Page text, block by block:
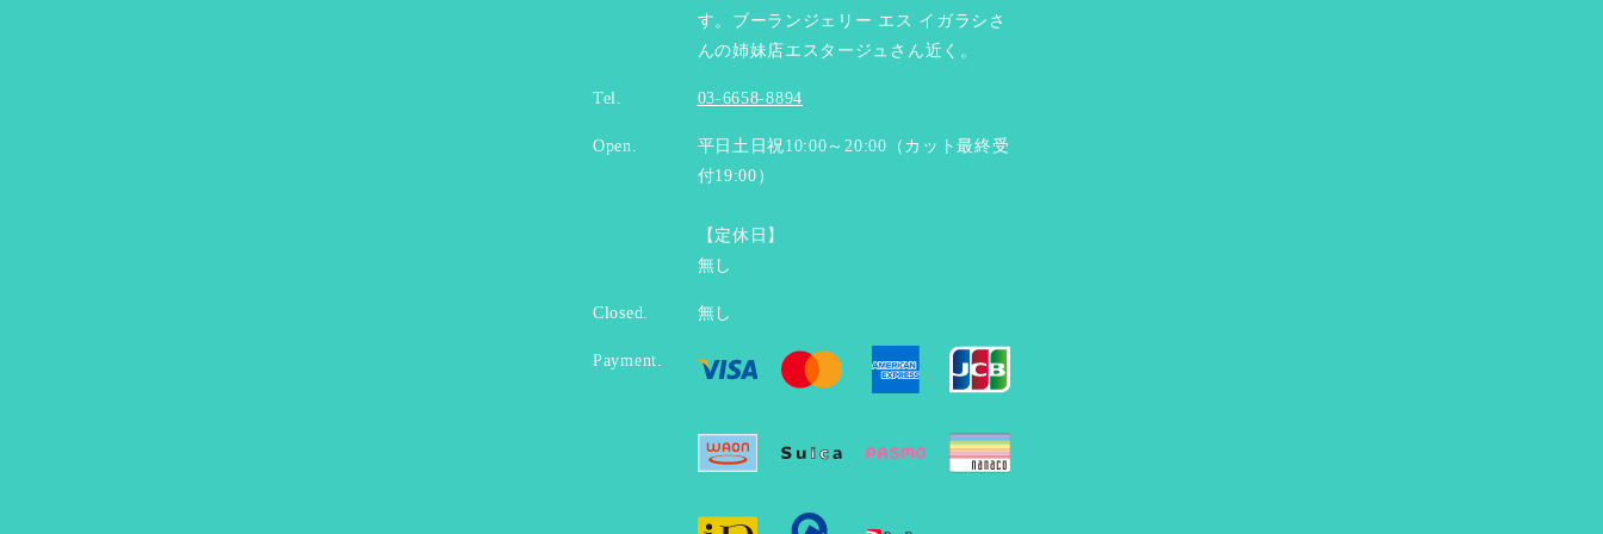
す。ブーランジェリー エス イガラシさ
んの姉妹店エスタージュさん近く。
Tel. 03-6658-8894
Open.
平日土日祝10:00～20:00（カット最終受
付19:00）
【定休日】
無し
Closed. 無し
Payment.